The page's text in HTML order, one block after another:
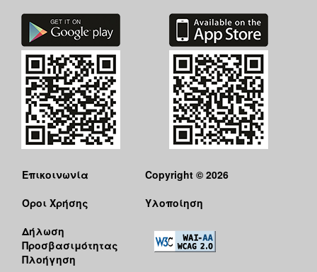
Επικοινωνία
Όροι Χρήσης
Δήλωση
Προσβασιμότητας
Πλοήγηση
Copyright © 2026
Υλοποίηση